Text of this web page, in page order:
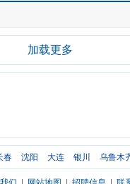
加载更多
春 沈阳 大连 银川 乌鲁木